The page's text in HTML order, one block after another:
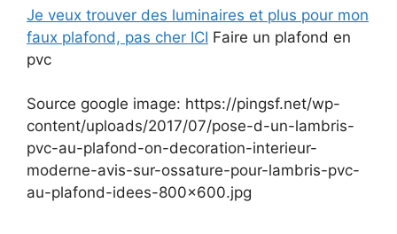
Je veux trouver des luminaires et plus pour mon
faux plafond, pas cher ICI Faire un plafond en
pvc
Source google image: https://pingsf.net/wp-
content/uploads/2017/07/pose-d-un-lambris-
pvc-au-plafond-on-decoration-interieur-
moderne-avis-sur-ossature-pour-lambris-pvc-
au-plafond-idees-800×600.jpg